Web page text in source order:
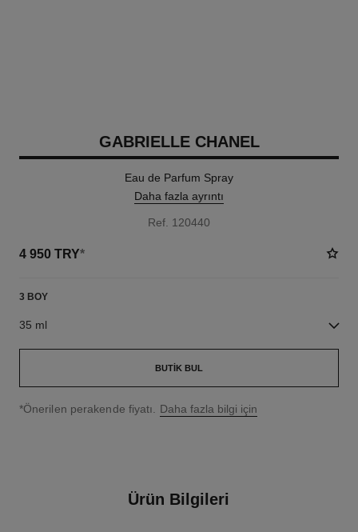
GABRIELLE CHANEL
Eau de Parfum Spray
Daha fazla ayrıntı
Ref. 120440
4 950 TRY*
3 BOY
35 ml
BUTIK BUL
↩
*Önerilen perakende fiyatı. Daha fazla bilgi için
Ürün Bilgileri